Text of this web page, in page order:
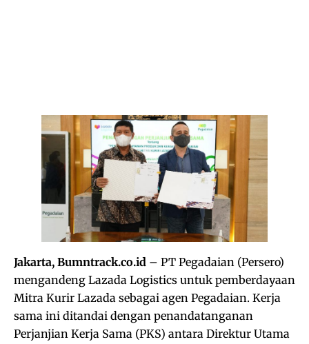
Jakarta, Bumntrack.co.id – PT Pegadaian (Persero)
mengandeng Lazada Logistics untuk pemberdayaan
Mitra Kurir Lazada sebagai agen Pegadaian. Kerja
sama ini ditandai dengan penandatanganan
Perjanjian Kerja Sama (PKS) antara Direktur Utama